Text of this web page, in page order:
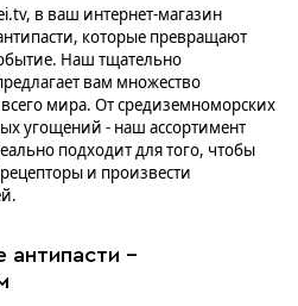
в ваш интернет-магазин
которые превращают
Наш тщательно
вам множество
мира. От средиземноморских
угощений - наш ассортимент
подходит для того, чтобы
и произвести
антипасти -